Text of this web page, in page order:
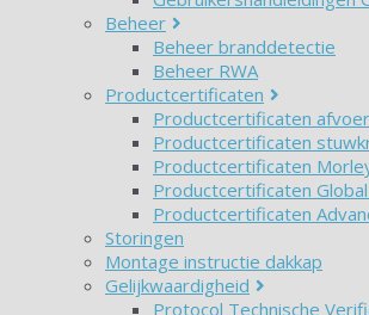
Beheer
Beheer branddetectie
Beheer RWA
Productcertificaten
Productcertificaten
Productcertificaten
Productcertificaten
Productcertificaten
Productcertificaten
Storingen
Montage instructie dakkap
Gelijkwaardigheid
Protocol Technische